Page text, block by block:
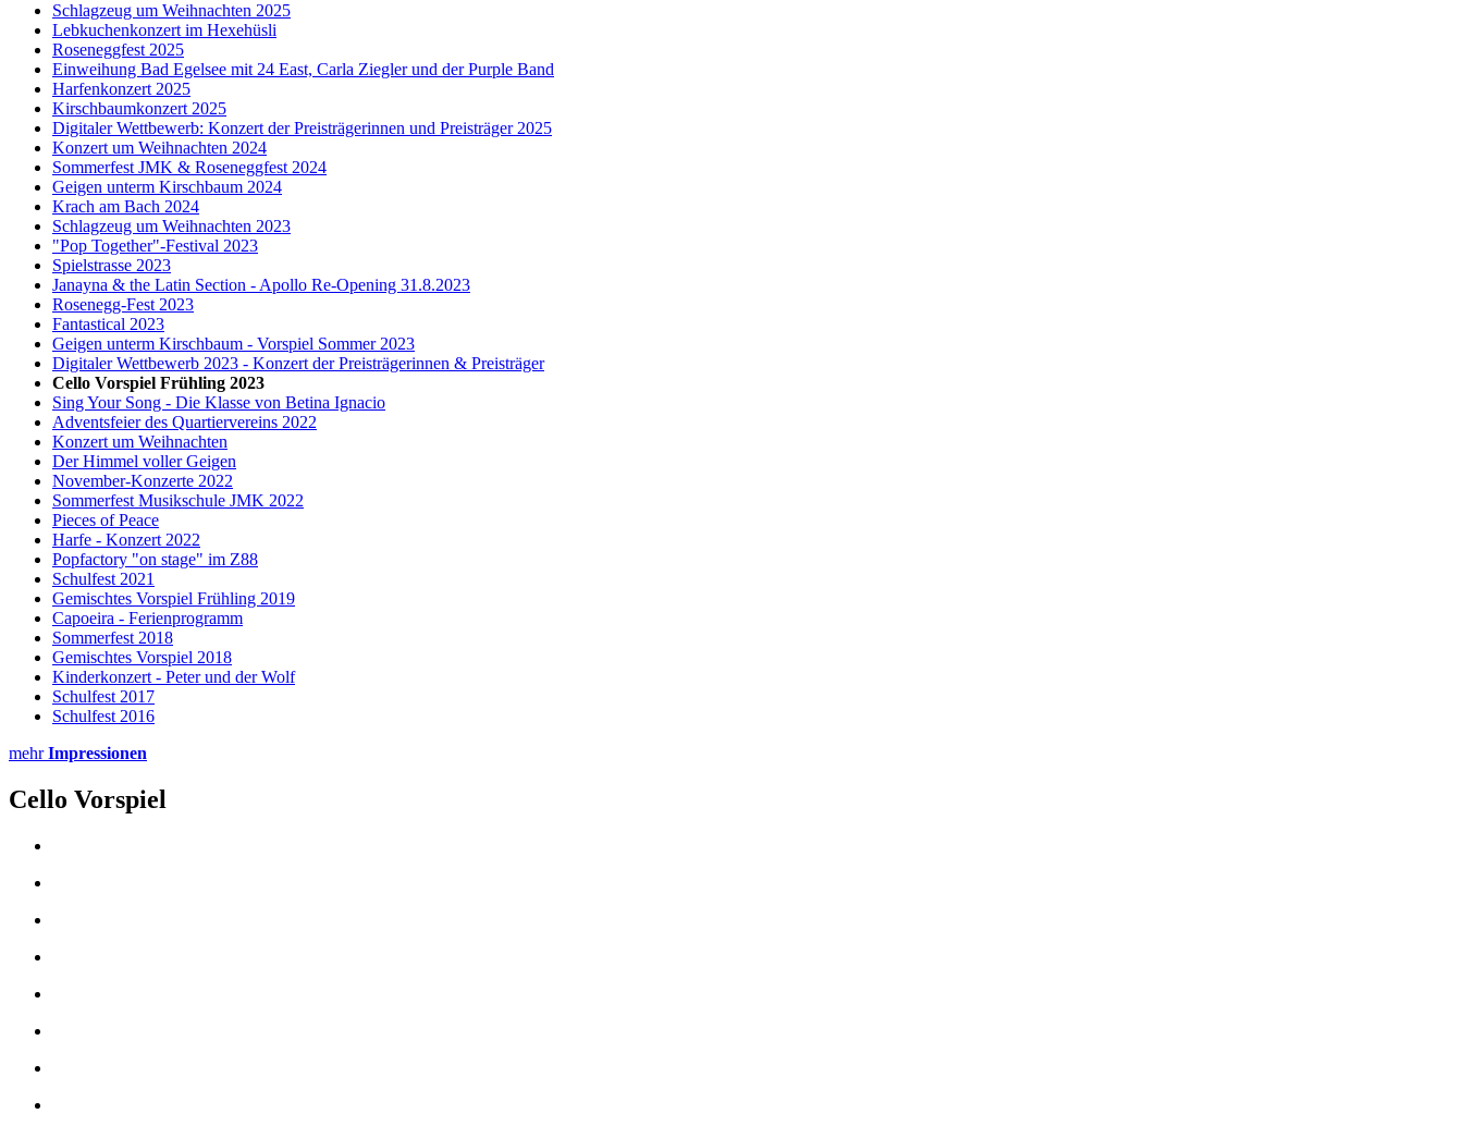
Schlagzeug um Weihnachten 2025
Lebkuchenkonzert im Hexehüsli
Roseneggfest 2025
Einweihung Bad Egelsee mit 24 East, Carla Ziegler und der Purple Band
Harfenkonzert 2025
Kirschbaumkonzert 2025
Digitaler Wettbewerb: Konzert der Preisträgerinnen und Preisträger 2025
Konzert um Weihnachten 2024
Sommerfest JMK & Roseneggfest 2024
Geigen unterm Kirschbaum 2024
Krach am Bach 2024
Schlagzeug um Weihnachten 2023
"Pop Together"-Festival 2023
Spielstrasse 2023
Janayna & the Latin Section - Apollo Re-Opening 31.8.2023
Rosenegg-Fest 2023
Fantastical 2023
Geigen unterm Kirschbaum - Vorspiel Sommer 2023
Digitaler Wettbewerb 2023 - Konzert der Preisträgerinnen & Preisträger
Cello Vorspiel Frühling 2023
Sing Your Song - Die Klasse von Betina Ignacio
Adventsfeier des Quartiervereins 2022
Konzert um Weihnachten
Der Himmel voller Geigen
November-Konzerte 2022
Sommerfest Musikschule JMK 2022
Pieces of Peace
Harfe - Konzert 2022
Popfactory "on stage" im Z88
Schulfest 2021
Gemischtes Vorspiel Frühling 2019
Capoeira - Ferienprogramm
Sommerfest 2018
Gemischtes Vorspiel 2018
Kinderkonzert - Peter und der Wolf
Schulfest 2017
Schulfest 2016
mehrImpressionen
Cello Vorspiel